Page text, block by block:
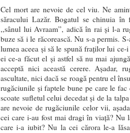
Cel mort are nevoie de cel viu. Ne
săracului Lazăr. Bogatul se chinuia
,,sânul lui Avraam”, adică în rai și l-a
buze să i le răcorească. Nu s-a permis.
lumea aceea și să le spună fraților lui ce-
ei ce-a făcut el și astfel să nu mai
acceptă nici această cerere. Așadar,
ascultate, nici dacă se roagă pentru el
rugăciunile și faptele bune pe care le
scoate sufletul celui decedat și de la
are nevoie de rugăciunile celor vii,
cei care i-au fost mai dragi în viață? Nu
care i-a iubit? Nu la cei cărora le-a